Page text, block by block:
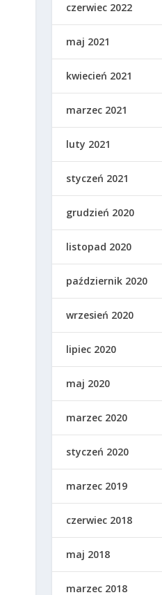
czerwiec 2022
maj 2021
kwiecień 2021
marzec 2021
luty 2021
styczeń 2021
grudzień 2020
listopad 2020
październik 2020
wrzesień 2020
lipiec 2020
maj 2020
marzec 2020
styczeń 2020
marzec 2019
czerwiec 2018
maj 2018
marzec 2018